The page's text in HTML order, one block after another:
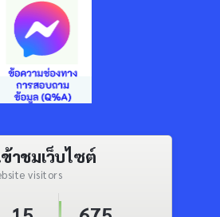
าชมเว็บไซต์
visitors